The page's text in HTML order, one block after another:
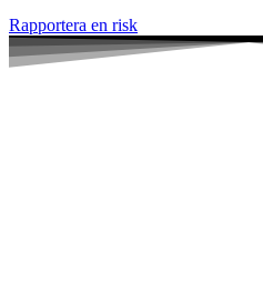
Rapportera en risk